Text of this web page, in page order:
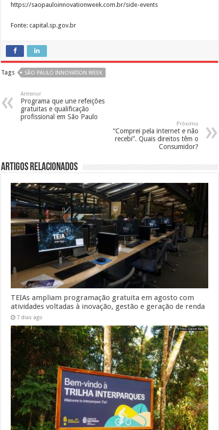
https://saopauloinnovationweek.com.br/side-events
Fonte: capital.sp.gov.br
Tags SÃO PAULO INNOVATION WEEK
Anterior
Programa que une refeições
gratuitas e qualificação
profissional em São Paulo
Próximo
“Comprei pela internet e não
recebi”. Quais direitos têm o
Consumidor?
Artigos Relacionados
TEIAs ampliam programação gratuita em agosto com
atividades voltadas à inovação, gestão e geração de renda
7 dias ago